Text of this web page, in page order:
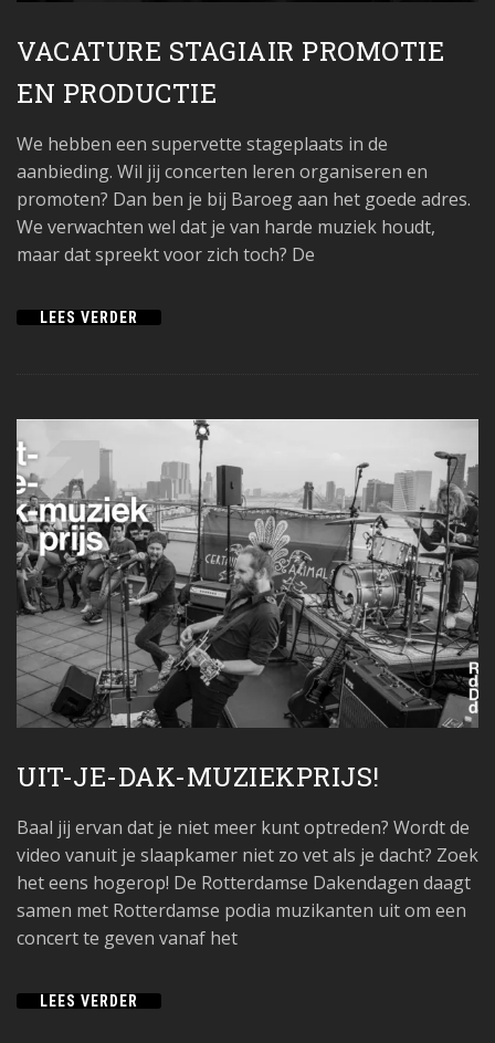
VACATURE STAGIAIR PROMOTIE
EN PRODUCTIE
We hebben een supervette stageplaats in de
aanbieding. Wil jij concerten leren organiseren en
promoten? Dan ben je bij Baroeg aan het goede adres.
We verwachten wel dat je van harde muziek houdt,
maar dat spreekt voor zich toch? De
LEES VERDER
UIT-JE-DAK-MUZIEKPRIJS!
Baal jij ervan dat je niet meer kunt optreden? Wordt de
video vanuit je slaapkamer niet zo vet als je dacht? Zoek
het eens hogerop! De Rotterdamse Dakendagen daagt
samen met Rotterdamse podia muzikanten uit om een
concert te geven vanaf het
LEES VERDER